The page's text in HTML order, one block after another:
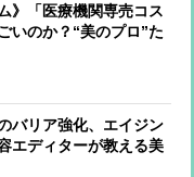
》「医療機関専売コス
いのか？“美のプロ”た
とその理由
バリア強化、エイジン
ディターが教える美
美容成分」は？